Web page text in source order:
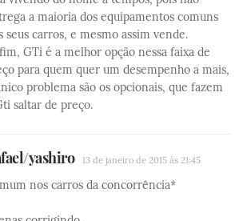
a maioria dos equipamentos comuns
seus carros, e mesmo assim vende.
GTi é a melhor opção nessa faixa de
para quem quer um desempenho a mais,
problema são os opcionais, que fazem
saltar de preço.
yashiro 13 de janeiro de 2015 às 21:45
nos carros da concorrência*